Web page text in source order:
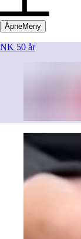
ÅpneMeny
NK 50 år